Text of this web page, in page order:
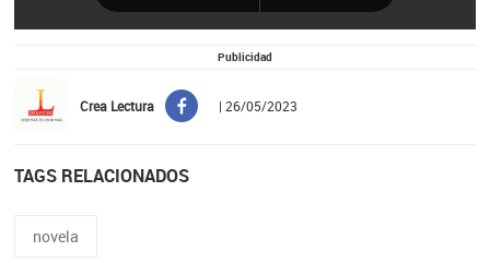
Publicidad
Crea Lectura | 26/05/2023
TAGS RELACIONADOS
novela